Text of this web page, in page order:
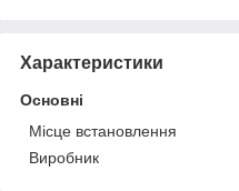
Характеристики
Основні
Місце встановлення
Виробник